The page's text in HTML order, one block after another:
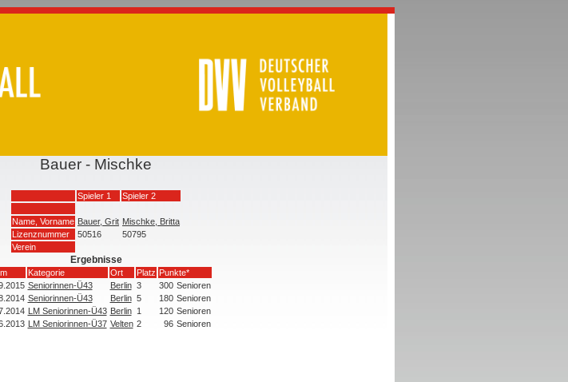
Bauer - Mischke
Spieler 1 Spieler 2
Name, Vorname Bauer, Grit Mischke, Britta
Lizenznummer
50516
50795
Verein
Ergebnisse
Kategorie Ort Platz Punkte*
Seniorinnen-Ü43 Berlin 3 300 Senioren
Seniorinnen-Ü43 Berlin 5 180 Senioren
LM Seniorinnen-Ü43 Berlin 1 120 Senioren
LM Seniorinnen-Ü37 Velten 2 96 Senioren